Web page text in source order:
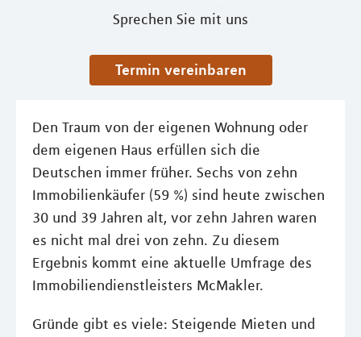
Sprechen Sie mit uns
Termin vereinbaren
Den Traum von der eigenen Wohnung oder
dem eigenen Haus erfüllen sich die
Deutschen immer früher. Sechs von zehn
Immobilienkäufer (59 %) sind heute zwischen
30 und 39 Jahren alt, vor zehn Jahren waren
es nicht mal drei von zehn. Zu diesem
Ergebnis kommt eine aktuelle Umfrage des
Immobiliendienstleisters McMakler.
Gründe gibt es viele: Steigende Mieten und